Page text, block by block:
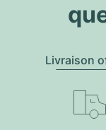
Livraison